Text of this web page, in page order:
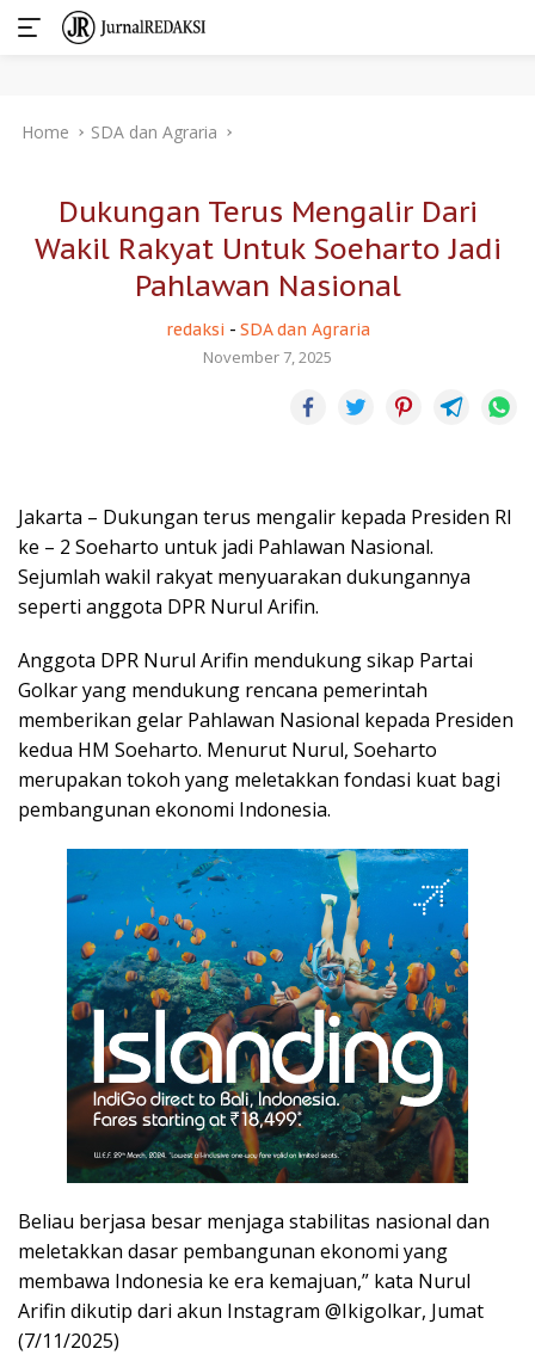
Home SDA dan Agraria
Dukungan Terus Mengalir Dari
Wakil Rakyat Untuk Soeharto Jadi
Pahlawan Nasional
redaksi - SDA dan Agraria
November 7, 2025
Jakarta – Dukungan terus mengalir kepada Presiden RI
ke – 2 Soeharto untuk jadi Pahlawan Nasional.
Sejumlah wakil rakyat menyuarakan dukungannya
seperti anggota DPR Nurul Arifin.
Anggota DPR Nurul Arifin mendukung sikap Partai
Golkar yang mendukung rencana pemerintah
memberikan gelar Pahlawan Nasional kepada Presiden
kedua HM Soeharto. Menurut Nurul, Soeharto
merupakan tokoh yang meletakkan fondasi kuat bagi
pembangunan ekonomi Indonesia.
Beliau berjasa besar menjaga stabilitas nasional dan
meletakkan dasar pembangunan ekonomi yang
membawa Indonesia ke era kemajuan,” kata Nurul
Arifin dikutip dari akun Instagram @Ikigolkar, Jumat
(7/11/2025)